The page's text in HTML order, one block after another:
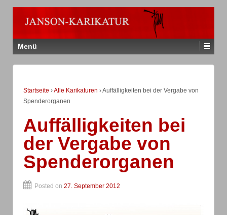
Menü
Startseite ›Alle Karikaturen ›Auffälligkeiten bei der Vergabe von
Spenderorganen
Auffälligkeiten bei
der Vergabe von
Spenderorganen
Posted on 27. September 2012